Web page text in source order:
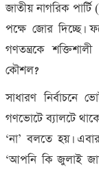
জাতীয় নাগরিক
পক্ষে জোর দিচ্ছে।
গণতন্ত্রকে
কৌশল?
সাধারণ নির্বাচনে
গণভোটে ব্যালটে থাকে
‘না’ বলতে হয়।
‘আপনি কি জুলাই